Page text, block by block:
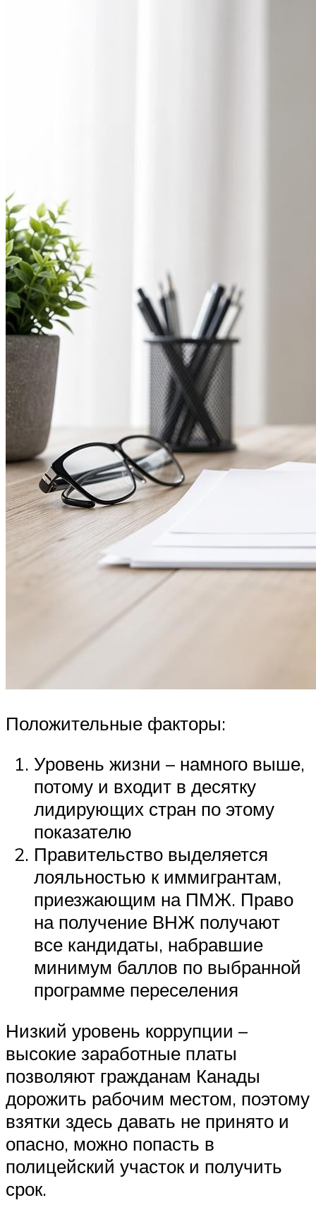
Положительные факторы:
Уровень жизни – намного выше,
потому и входит в десятку
лидирующих стран по этому
показателю
Правительство выделяется
лояльностью к иммигрантам,
приезжающим на ПМЖ. Право
на получение ВНЖ получают
все кандидаты, набравшие
минимум баллов по выбранной
программе переселения
Низкий уровень коррупции –
высокие заработные платы
позволяют гражданам Канады
дорожить рабочим местом, поэтому
взятки здесь давать не принято и
опасно, можно попасть в
полицейский участок и получить
срок.